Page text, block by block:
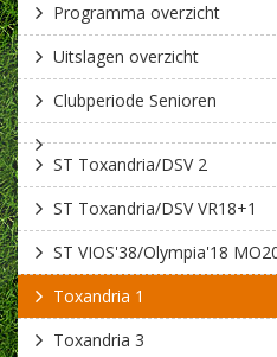
Programma overzicht
Uitslagen overzicht
Clubperiode Senioren
ST Toxandria/DSV 2
ST Toxandria/DSV VR18+1
ST VIOS'38/Olympia'18
Toxandria 1
Toxandria 3